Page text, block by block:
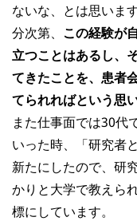
ないな、とは思いま
分次第、 この経験が
立つことはあるし、
てきたことを、患者
てられればという思
また仕事面では30代
いった時、「研究者
新たにしたので、研
かりと大学で教えら
標にしています。